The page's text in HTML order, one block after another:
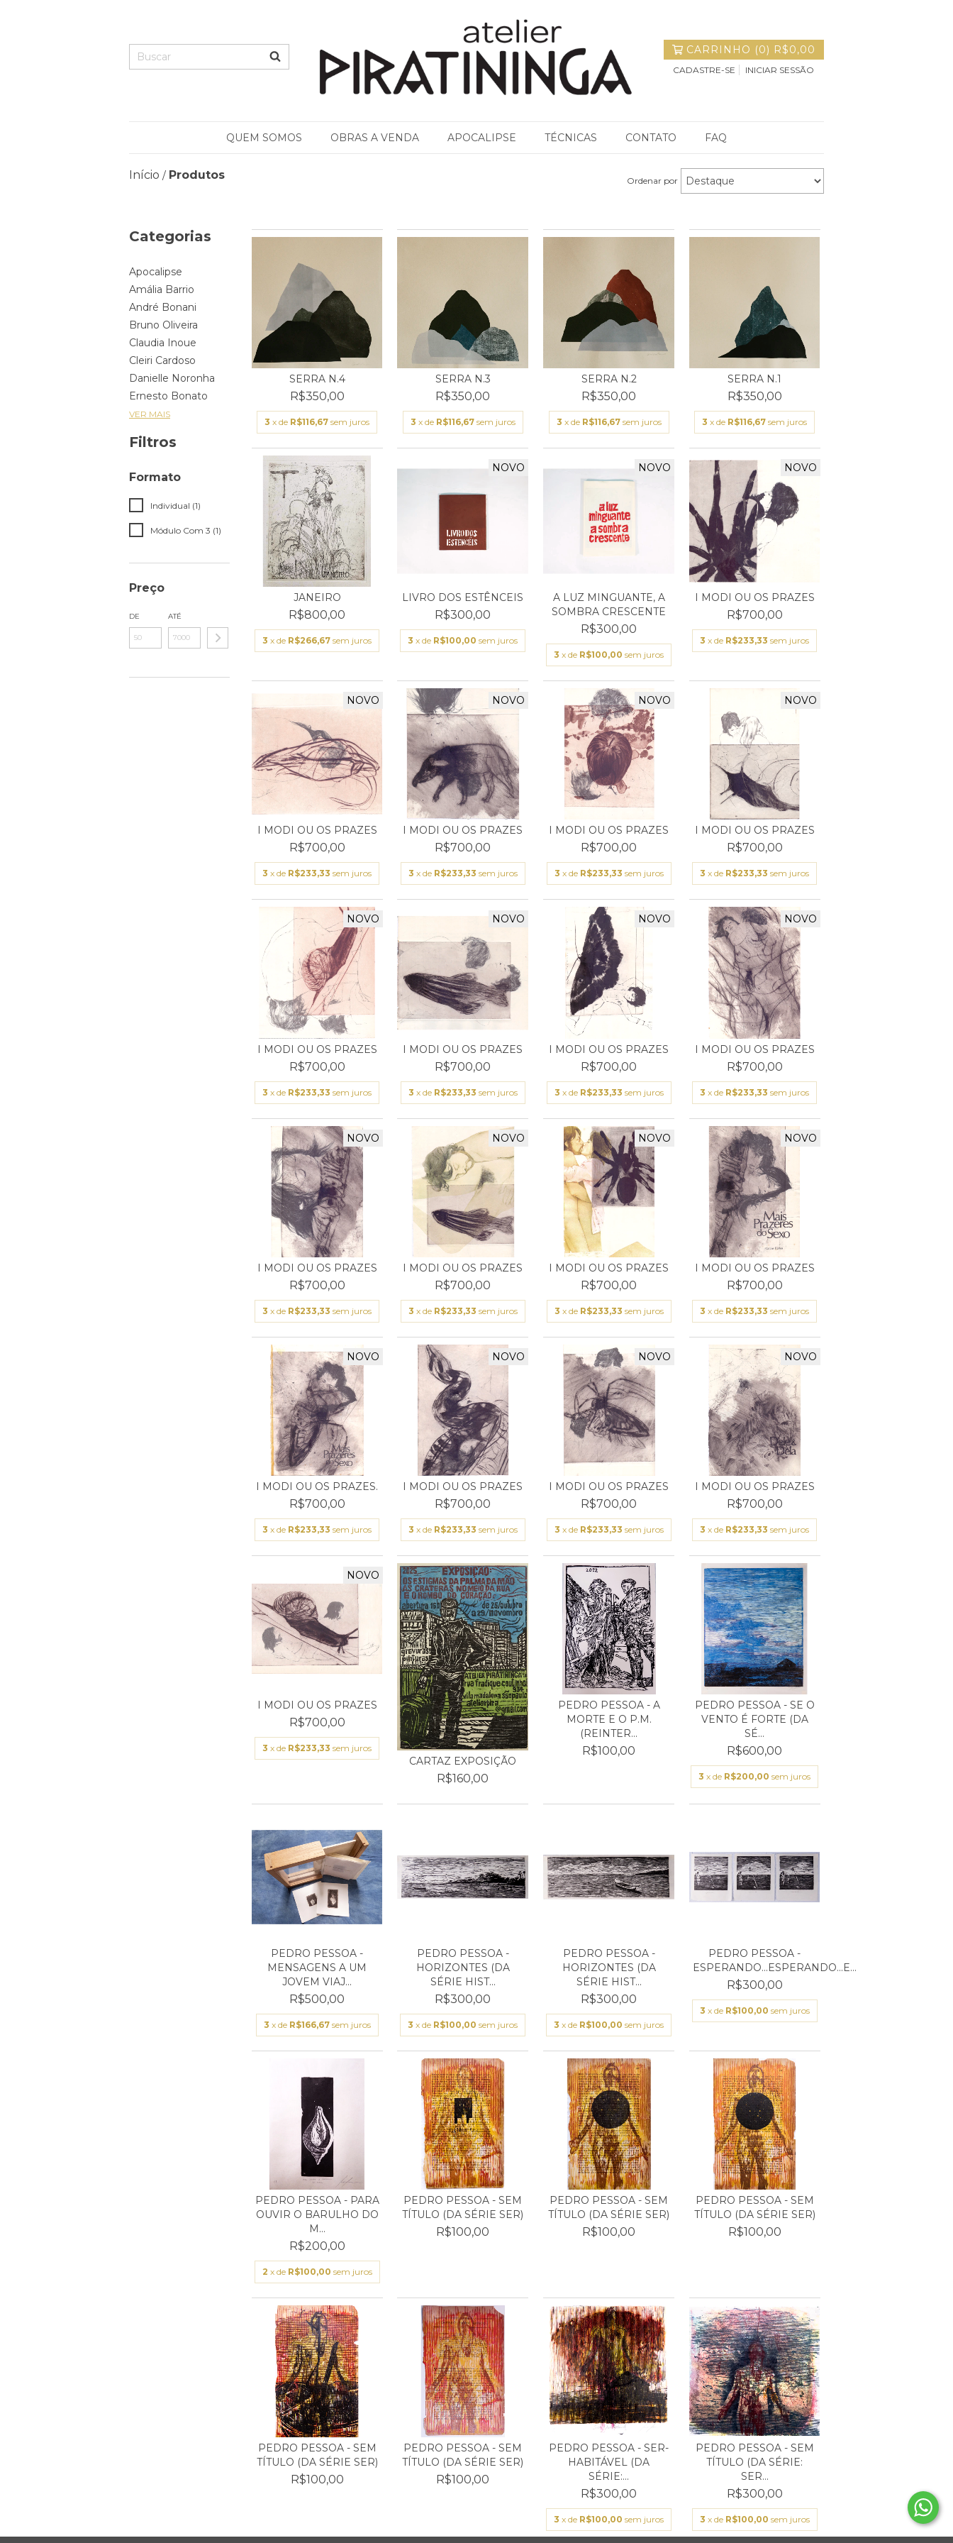
CARRINHO (0) R$0,00
CADASTRE-SE INICIAR SESSÃO
QUEM SOMOS OBRAS A VENDA APOCALIPSE TÉCNICAS CONTATO FAQ
Início / Produtos Ordenar por
Categorias
Apocalipse
Amália Barrio
André Bonani
Bruno Oliveira
Claudia Inoue
Cleiri Cardoso
Danielle Noronha
Ernesto Bonato
VER MAIS
Filtros
Formato
Individual (1)
Módulo Com 3 (1)
Preço
DE ATÉ
SERRA N.4
R$350,00
3 x de R$116,67 sem juros
SERRA N.3
R$350,00
3 x de R$116,67 sem juros
SERRA N.2
R$350,00
3 x de R$116,67 sem juros
SERRA N.1
R$350,00
3 x de R$116,67 sem juros
JANEIRO
R$800,00
3 x de R$266,67 sem juros
NOVO
LIVRO DOS ESTÊNCEIS
R$300,00
3 x de R$100,00 sem juros
NOVO
A LUZ MINGUANTE, A
SOMBRA CRESCENTE
R$300,00
3 x de R$100,00 sem juros
NOVO
I MODI OU OS PRAZES
R$700,00
3 x de R$233,33 sem juros
NOVO
I MODI OU OS PRAZES
R$700,00
3 x de R$233,33 sem juros
NOVO
I MODI OU OS PRAZES
R$700,00
3 x de R$233,33 sem juros
NOVO
I MODI OU OS PRAZES
R$700,00
3 x de R$233,33 sem juros
NOVO
I MODI OU OS PRAZES
R$700,00
3 x de R$233,33 sem juros
NOVO
I MODI OU OS PRAZES
R$700,00
3 x de R$233,33 sem juros
NOVO
I MODI OU OS PRAZES
R$700,00
3 x de R$233,33 sem juros
NOVO
I MODI OU OS PRAZES
R$700,00
3 x de R$233,33 sem juros
NOVO
I MODI OU OS PRAZES
R$700,00
3 x de R$233,33 sem juros
NOVO
I MODI OU OS PRAZES
R$700,00
3 x de R$233,33 sem juros
NOVO
I MODI OU OS PRAZES
R$700,00
3 x de R$233,33 sem juros
NOVO
I MODI OU OS PRAZES
R$700,00
3 x de R$233,33 sem juros
NOVO
I MODI OU OS PRAZES
R$700,00
3 x de R$233,33 sem juros
NOVO
I MODI OU OS PRAZES.
R$700,00
3 x de R$233,33 sem juros
NOVO
I MODI OU OS PRAZES
R$700,00
3 x de R$233,33 sem juros
NOVO
I MODI OU OS PRAZES
R$700,00
3 x de R$233,33 sem juros
NOVO
I MODI OU OS PRAZES
R$700,00
3 x de R$233,33 sem juros
NOVO
I MODI OU OS PRAZES
R$700,00
3 x de R$233,33 sem juros
CARTAZ EXPOSIÇÃO
R$160,00
PEDRO PESSOA - A
MORTE E O P.M.
(REINTER...
R$100,00
PEDRO PESSOA - SE O
VENTO É FORTE (DA
SÉ...
R$600,00
3 x de R$200,00 sem juros
PEDRO PESSOA -
MENSAGENS A UM
JOVEM VIAJ...
R$500,00
3 x de R$166,67 sem juros
PEDRO PESSOA -
HORIZONTES (DA
SÉRIE HIST...
R$300,00
3 x de R$100,00 sem juros
PEDRO PESSOA -
HORIZONTES (DA
SÉRIE HIST...
R$300,00
3 x de R$100,00 sem juros
PEDRO PESSOA -
ESPERANDO...ESPERANDO...E...
R$300,00
3 x de R$100,00 sem juros
PEDRO PESSOA - PARA
OUVIR O BARULHO DO
M...
R$200,00
2 x de R$100,00 sem juros
PEDRO PESSOA - SEM
TÍTULO (DA SÉRIE SER)
R$100,00
PEDRO PESSOA - SEM
TÍTULO (DA SÉRIE SER)
R$100,00
PEDRO PESSOA - SEM
TÍTULO (DA SÉRIE SER)
R$100,00
PEDRO PESSOA - SEM
TÍTULO (DA SÉRIE SER)
R$100,00
PEDRO PESSOA - SEM
TÍTULO (DA SÉRIE SER)
R$100,00
PEDRO PESSOA - SER-
HABITÁVEL (DA
SÉRIE:...
R$300,00
3 x de R$100,00 sem juros
PEDRO PESSOA - SEM
TÍTULO (DA SÉRIE:
SER...
R$300,00
3 x de R$100,00 sem juros